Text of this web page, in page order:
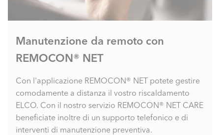
Manutenzione da remoto con
REMOCON® NET
Con l'applicazione REMOCON® NET potete gestire
comodamente a distanza il vostro riscaldamento
ELCO. Con il nostro servizio REMOCON® NET CARE
beneficiate inoltre di un supporto telefonico e di
interventi di manutenzione preventiva.